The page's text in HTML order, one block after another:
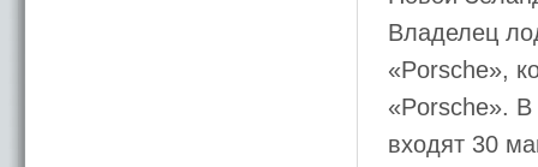
Владелец
«Porsche»,
«Porsche». В
входят 30